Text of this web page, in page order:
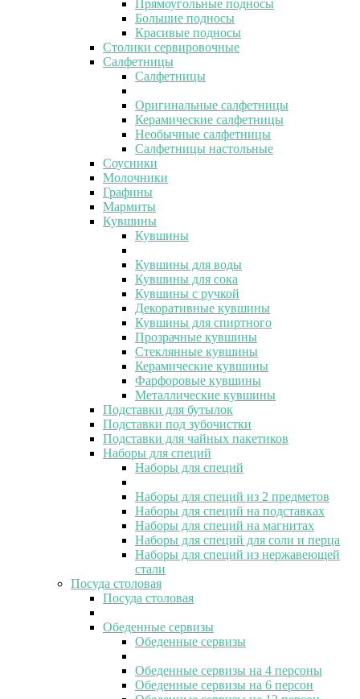
Прямоугольные подносы
Большие подносы
Красивые подносы
Столики сервировочные
Салфетницы
Салфетницы
Оригинальные салфетницы
Керамические салфетницы
Необычные салфетницы
Салфетницы настольные
Соусники
Молочники
Графины
Мармиты
Кувшины
Кувшины
Кувшины для воды
Кувшины для сока
Кувшины с ручкой
Декоративные кувшины
Кувшины для спиртного
Прозрачные кувшины
Стеклянные кувшины
Керамические кувшины
Фарфоровые кувшины
Металлические кувшины
Подставки для бутылок
Подставки под зубочистки
Подставки для чайных пакетиков
Наборы для специй
Наборы для специй
Наборы для специй из 2 предметов
Наборы для специй на подставках
Наборы для специй на магнитах
Наборы для специй для соли и перца
Наборы для специй из нержавеющей
стали
Посуда столовая
Посуда столовая
Обеденные сервизы
Обеденные сервизы
Обеденные сервизы на 4 персоны
Обеденные сервизы на 6 персон